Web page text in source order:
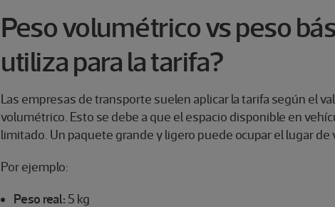
Peso volumétrico vs peso
utiliza para la tarifa?
Las empresas de transporte suelen aplicar la tarifa según el
volumétrico. Esto se debe a que el espacio disponible en
limitado. Un paquete grande y ligero puede ocupar el lugar de
Por ejemplo:
Peso real: 5 kg